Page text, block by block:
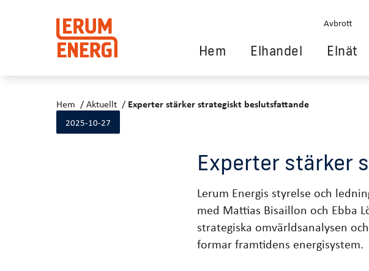
Avbrott
Hem Elhandel Elnät
Hem Aktuellt Experter stärker strategiskt beslutsfattande
2025-10-27
Experter stärker
Lerum Energis styrelse och
med Mattias Bisaillon och Ebba
strategiska omvärldsanalysen
formar framtidens energisystem.